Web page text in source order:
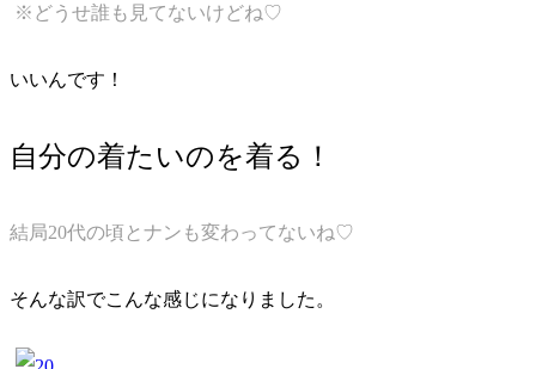
※どうせ誰も見てないけどね♡
いいんです！
自分の着たいのを着る！
結局20代の頃とナンも変わってないね♡
そんな訳でこんな感じになりました。